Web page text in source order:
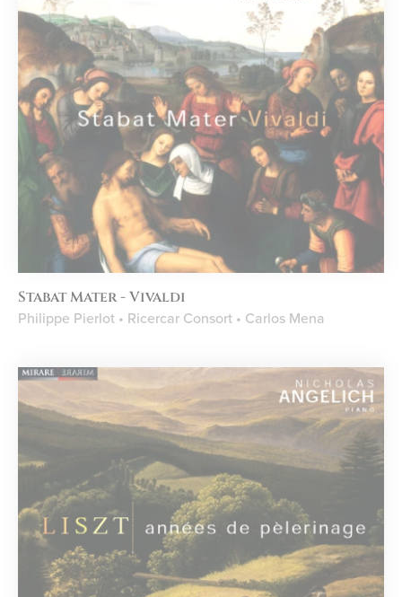
Stabat Mater - Vivaldi
Philippe Pierlot • Ricercar Consort • Carlos Mena